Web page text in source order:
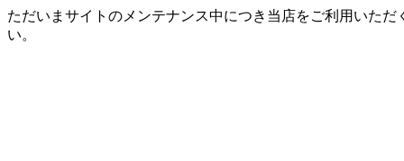
ただいまサイトのメンテナンス中につき当店をご利用いた
い。